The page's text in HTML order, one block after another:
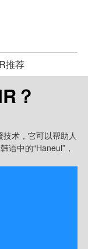
推荐
？
术，它可以帮助人
语中的“Haneul”，